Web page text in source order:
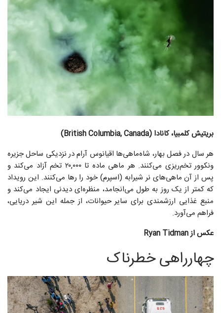
بریتیش کلمبیا، کانادا (British Columbia, Canada)
هر سال در فصل بهار، شاه‌ماهی‌ها اقیانوس آرام در نزدیکی ساحل جزیره
ونکوور تخم‌ریزی می‌کنند. هر ماهی ماده تا ۲۰,۰۰۰ تخم آزاد می‌کند و
پس از آن ماهی‌های نر شیرابه (اسپرم) خود را رها می‌کنند. این رویداد
که کمتر از یک روز به طول می‌انجامد، منظره‌ای دیدنی ایجاد می‌کند و
منبع غذایی ارزشمندی برای سایر حیوانات، از جمله این شیر دریایی،
فراهم می‌آورد.
عکس از Ryan Tidman
چهارراهی خطرناک